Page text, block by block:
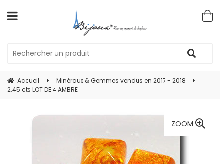
Accueil
Minéraux & Gemmes vendus en 2017 - 2018
2.45 cts LOT DE 4 AMBRE
ZOOM